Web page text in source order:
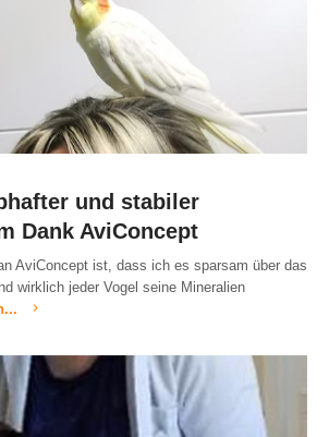
und stabiler
Dank AviConcept
AviConcept ist, dass ich es sparsam über das
wirklich jeder Vogel seine Mineralien